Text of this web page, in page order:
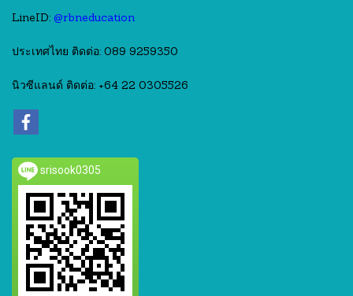
LineID: @rbneducation
ประเทศไทย ติดต่อ: 089 9259350
นิวซีแลนด์ ติดต่อ: +64 22 0305526
srisook0305